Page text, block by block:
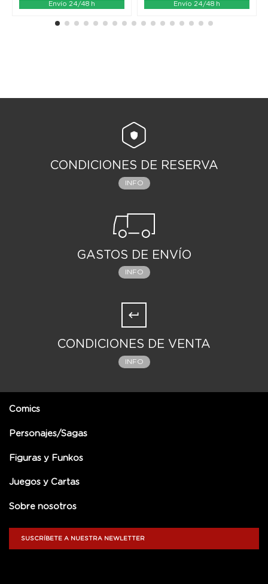
Envío 24/48 h Envío 24/48 h
CONDICIONES DE RESERVA
INFO
GASTOS DE ENVÍO
INFO
CONDICIONES DE VENTA
INFO
Comics
Personajes/Sagas
Figuras y Funkos
Juegos y Cartas
Sobre nosotros
SUSCRÍBETE A NUESTRA NEWLETTER